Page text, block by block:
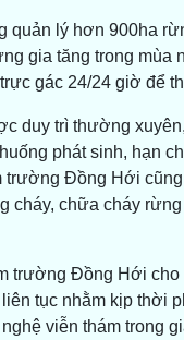
lý hơn 900ha
gia tăng trong mùa
gác 24/24 giờ để
duy trì thường
phát sinh, hạn
Đồng Hới
cháy, chữa cháy
trường Đồng Hới cho
tục nhằm kịp thời
viễn thám trong